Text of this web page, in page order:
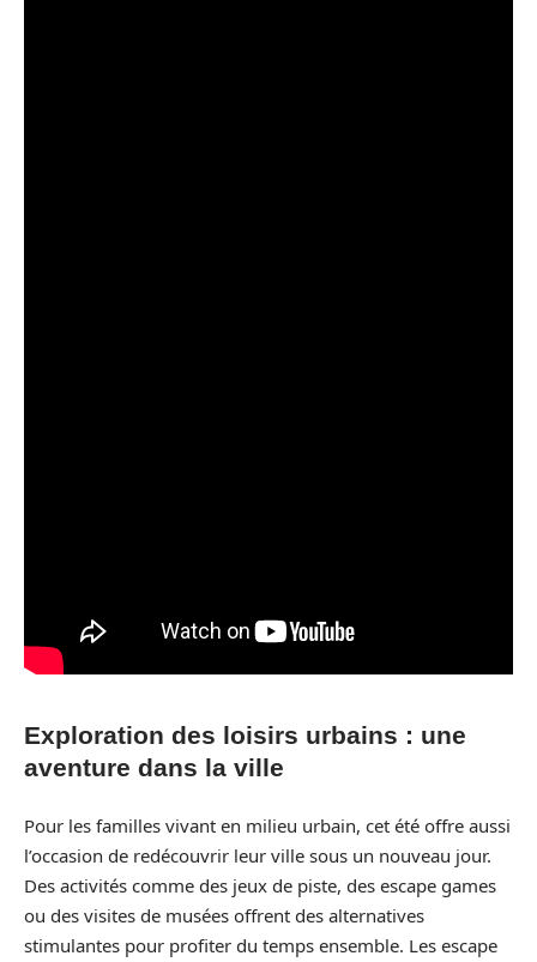
Exploration des loisirs urbains : une
aventure dans la ville
Pour les familles vivant en milieu urbain, cet été offre aussi
l’occasion de redécouvrir leur ville sous un nouveau jour.
Des activités comme des jeux de piste, des escape games
ou des visites de musées offrent des alternatives
stimulantes pour profiter du temps ensemble. Les escape